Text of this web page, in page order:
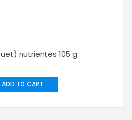
nutrientes 105 g
ADD TO CART